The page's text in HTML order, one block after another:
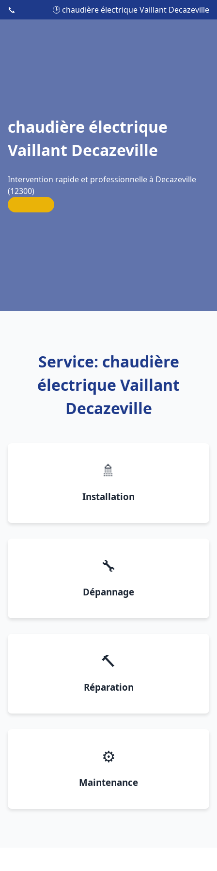
📞 🕒 chaudière électrique Vaillant Decazeville
chaudière électrique
Vaillant Decazeville
Intervention rapide et professionnelle à Decazeville
(12300)
Service: chaudière
électrique Vaillant
Decazeville
🚿
Installation
🔧
Dépannage
🔨
Réparation
⚙️
Maintenance